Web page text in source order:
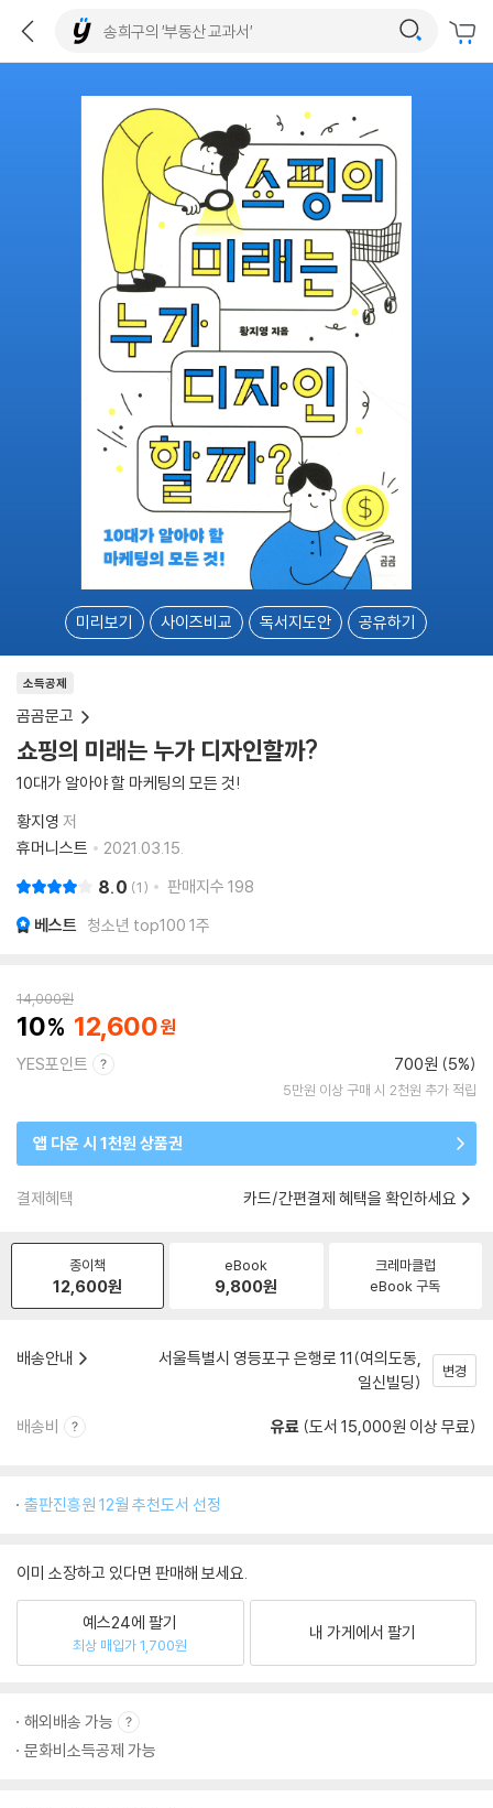
미리보기 사이즈비교 독서지도안 공유하기
소득공제
곰곰문고
쇼핑의 미래는 누가 디자인할까?
10대가 알아야 할 마케팅의 모든 것!
황지영 저
휴머니스트
2021.03.15.
8.0 1 판매지수 198
베스트 청소년 top100 1주
14,000원
10 12,600
YES포인트 700원 (5%)
5만원 이상 구매 시 2천원 추가 적립
앱 다운 시 1천원 상품권
결제혜택 카드/간편결제 혜택을 확인하세요
종이책
12,600원
eBook
9,800원
크레마클럽
eBook 구독
배송안내
서울특별시 영등포구 은행로 11(여의도동,
일신빌딩)
변경
배송비 유료 (도서 15,000원 이상 무료)
출판진흥원 12월 추천도서 선정
이미 소장하고 있다면 판매해 보세요.
예스24에 팔기
최상 매입가 1,700원
내 가게에서 팔기
해외배송 가능
문화비소득공제 가능